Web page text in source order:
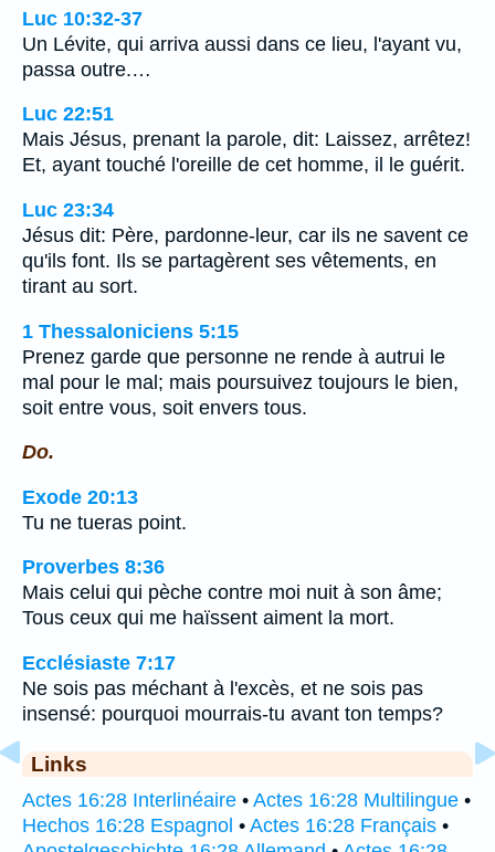
Luc 10:32-37
Un Lévite, qui arriva aussi dans ce lieu, l'ayant vu,
passa outre.…
Luc 22:51
Mais Jésus, prenant la parole, dit: Laissez, arrêtez!
Et, ayant touché l'oreille de cet homme, il le guérit.
Luc 23:34
Jésus dit: Père, pardonne-leur, car ils ne savent ce
qu'ils font. Ils se partagèrent ses vêtements, en
tirant au sort.
1 Thessaloniciens 5:15
Prenez garde que personne ne rende à autrui le
mal pour le mal; mais poursuivez toujours le bien,
soit entre vous, soit envers tous.
Do.
Exode 20:13
Tu ne tueras point.
Proverbes 8:36
Mais celui qui pèche contre moi nuit à son âme;
Tous ceux qui me haïssent aiment la mort.
Ecclésiaste 7:17
Ne sois pas méchant à l'excès, et ne sois pas
insensé: pourquoi mourrais-tu avant ton temps?
Links
Actes 16:28 Interlinéaire • Actes 16:28 Multilingue •
Hechos 16:28 Espagnol • Actes 16:28 Français •